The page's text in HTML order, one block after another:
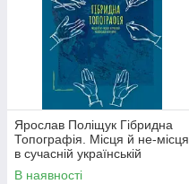
Ярослав Поліщук Гібридна
Топографія. Місця й не-місця
в сучасній українській
літературі
В наявності